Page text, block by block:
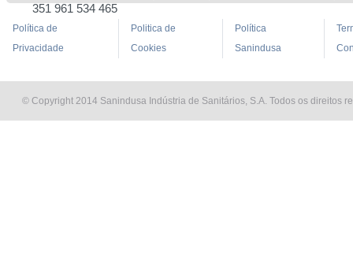
351 961 534 465
Política de
Privacidade
Politica de
Cookies
Política
Sanindusa
© Copyright 2014 Sanindusa Indústria de Sanitários, S.A. Todos os direitos